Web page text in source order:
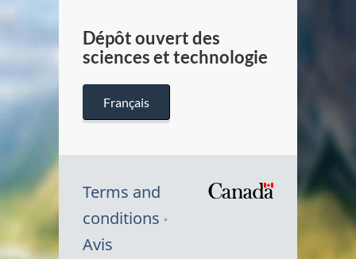
Dépôt ouvert des
sciences et technologie
Français
Terms and
conditions
Avis